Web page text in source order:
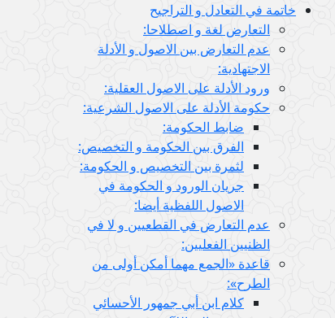
خاتمة في التعادل و التراجيح
التعارض لغة و اصطلاحا:
عدم التعارض بين الاصول و الأدلة
الاجتهادية:
ورود الأدلة على الاصول العقلية:
حكومة الأدلة على الاصول الشرعية:
ضابط الحكومة:
الفرق بين الحكومة و التخصيص:
لثمرة بين التخصيص و الحكومة:
جريان الورود و الحكومة في
الاصول اللفظية أيضا:
عدم التعارض في القطعيين و لا في
الظنيين الفعليين:
قاعدة «الجمع مهما أمكن أولى من
الطرح»:
كلام ابن أبي جمهور الأحسائي